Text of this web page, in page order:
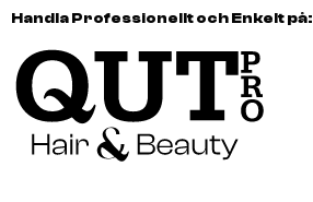
Handla Professionellt och Enkelt på: